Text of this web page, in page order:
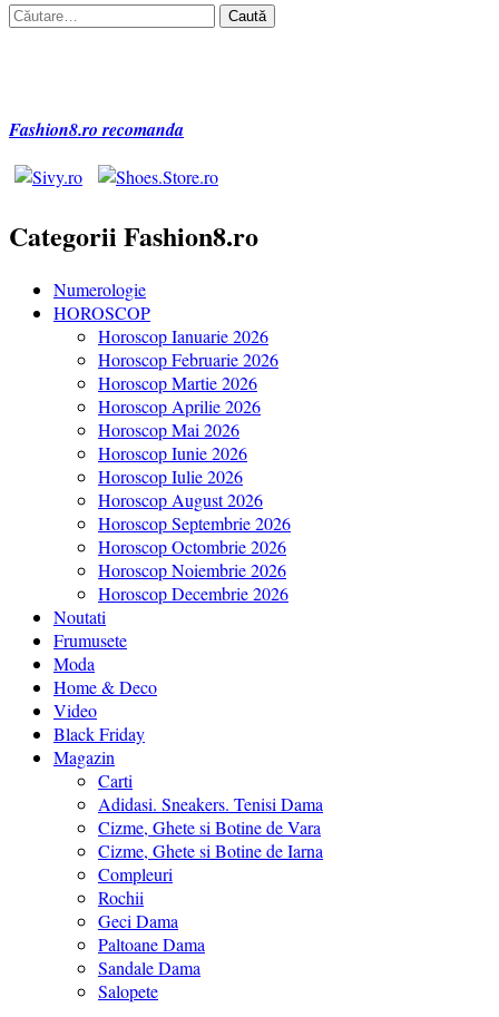
Caută
Fashion8.ro recomanda
Categorii Fashion8.ro
Numerologie
HOROSCOP
Horoscop Ianuarie 2026
Horoscop Februarie 2026
Horoscop Martie 2026
Horoscop Aprilie 2026
Horoscop Mai 2026
Horoscop Iunie 2026
Horoscop Iulie 2026
Horoscop August 2026
Horoscop Septembrie 2026
Horoscop Octombrie 2026
Horoscop Noiembrie 2026
Horoscop Decembrie 2026
Noutati
Frumusete
Moda
Home & Deco
Video
Black Friday
Magazin
Carti
Adidasi. Sneakers. Tenisi Dama
Cizme, Ghete si Botine de Vara
Cizme, Ghete si Botine de Iarna
Compleuri
Rochii
Geci Dama
Paltoane Dama
Sandale Dama
Salopete